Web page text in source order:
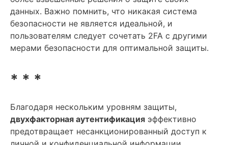
данных. Важно помнить, что никакая система
безопасности не является идеальной, и
пользователям следует сочетать 2FA с другими
мерами безопасности для оптимальной защиты.
* * *
Благодаря нескольким уровням защиты,
двухфакторная аутентификация эффективно
предотвращает несанкционированный доступ к